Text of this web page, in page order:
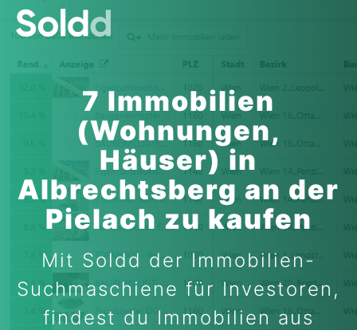
7 Immobilien
(Wohnungen,
Häuser) in
Albrechtsberg an der
Pielach zu kaufen
Mit Soldd der Immobilien-
Suchmaschiene für Investoren,
findest du Immobilien aus